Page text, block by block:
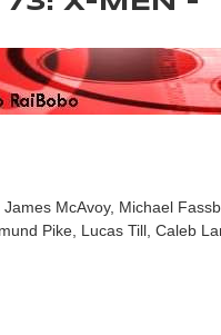
McAvoy, Michael
Pike, Lucas Till, Caleb